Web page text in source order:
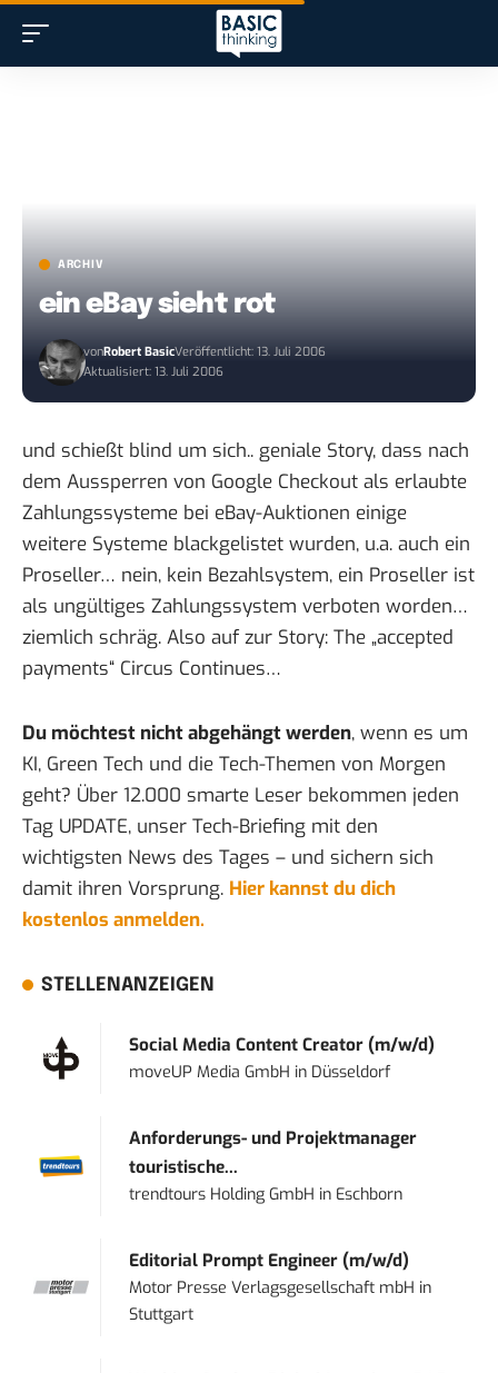
ARCHIV
ein eBay sieht rot
vonRobert BasicVeröffentlicht: 13. Juli 2006
Aktualisiert: 13. Juli 2006
und schießt blind um sich.. geniale Story, dass nach
dem Aussperren von Google Checkout als erlaubte
Zahlungssysteme bei eBay-Auktionen einige
weitere Systeme blackgelistet wurden, u.a. auch ein
Proseller… nein, kein Bezahlsystem, ein Proseller ist
als ungültiges Zahlungssystem verboten worden…
ziemlich schräg. Also auf zur Story: The „accepted
payments“ Circus Continues…
Du möchtest nicht abgehängt werden, wenn es um
KI, Green Tech und die Tech-Themen von Morgen
geht? Über 12.000 smarte Leser bekommen jeden
Tag UPDATE, unser Tech-Briefing mit den
wichtigsten News des Tages – und sichern sich
damit ihren Vorsprung. Hier kannst du dich
kostenlos anmelden.
STELLENANZEIGEN
Social Media Content Creator (m/w/d)
moveUP Media GmbH in Düsseldorf
Anforderungs- und Projektmanager
touristische...
trendtours Holding GmbH in Eschborn
Editorial Prompt Engineer (m/w/d)
Motor Presse Verlagsgesellschaft mbH in
Stuttgart